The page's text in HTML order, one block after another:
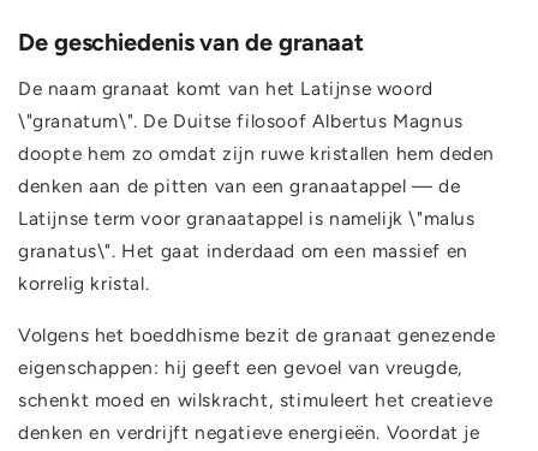
De geschiedenis van de granaat
De naam granaat komt van het Latijnse woord
\"granatum\". De Duitse filosoof Albertus Magnus
doopte hem zo omdat zijn ruwe kristallen hem deden
denken aan de pitten van een granaatappel — de
Latijnse term voor granaatappel is namelijk \"malus
granatus\". Het gaat inderdaad om een massief en
korrelig kristal.
Volgens het boeddhisme bezit de granaat genezende
eigenschappen: hij geeft een gevoel van vreugde,
schenkt moed en wilskracht, stimuleert het creatieve
denken en verdrijft negatieve energieën. Voordat je